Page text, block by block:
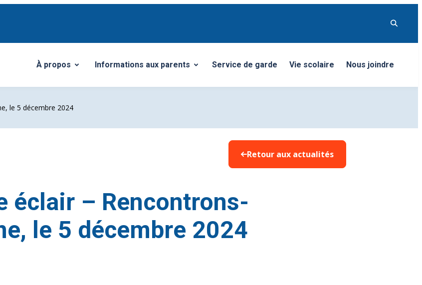
À propos
Ouvrir/Fermer le sous-menuInformations aux parents
Ouvrir/Fermer le sous-menu Service de garde Vie scolaire Nous joindre
le 5 décembre 2024
Retour aux actualités
éclair – Rencontrons-
le 5 décembre 2024